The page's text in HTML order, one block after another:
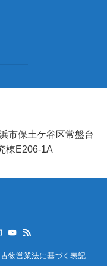
市保土ケ谷区常盤台
棟E206-1A
古物営業法に基づく表記